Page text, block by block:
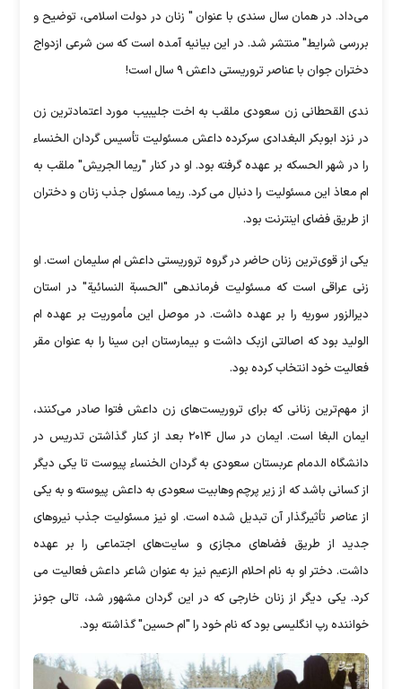
می‌داد. در همان سال سندی با عنوان " زنان در دولت اسلامی، توضیح و
بررسی شرایط" منتشر شد. در این بیانیه آمده است که سن شرعی ازدواج
دختران جوان با عناصر تروریستی داعش ۹ سال است!
ندی القحطانی زن سعودی ملقب به اخت جلیبیب مورد اعتمادترین زن
در نزد ابوبکر البغدادی سرکرده داعش مسئولیت تأسیس گردان الخنساء
را در شهر الحسکه بر عهده گرفته بود. او در کنار "ریما الجریش" ملقب به
ام معاذ این مسئولیت را دنبال می کرد. ریما مسئول جذب زنان و دختران
از طریق فضای اینترنت بود.
یکی از قوی‌ترین زنان حاضر در گروه تروریستی داعش ام سلیمان است. او
زنی عراقی است که مسئولیت فرماندهی "الحسبة النسائیة" در استان
دیرالزور سوریه را بر عهده داشت. در موصل این مأموریت بر عهده ام
الولید بود که اصالتی ازبک داشت و بیمارستان ابن سینا را به عنوان مقر
فعالیت خود انتخاب کرده بود.
از مهم‌ترین زنانی که برای تروریست‌های زن داعش فتوا صادر می‌کنند،
ایمان البغا است. ایمان در سال ۲۰۱۴ بعد از کنار گذاشتن تدریس در
دانشگاه الدمام عربستان سعودی به گردان الخنساء پیوست تا یکی دیگر
از کسانی باشد که از زیر پرچم وهابیت سعودی به داعش پیوسته و به یکی
از عناصر تأثیرگذار آن تبدیل شده است. او نیز مسئولیت جذب نیروهای
جدید از طریق فضاهای مجازی و سایت‌های اجتماعی را بر عهده
داشت. دختر او به نام احلام الزعیم نیز به عنوان شاعر داعش فعالیت می
کرد. یکی دیگر از زنان خارجی که در این گردان مشهور شد، تالی جونز
خواننده رپ انگلیسی بود که نام خود را "ام حسین" گذاشته بود.